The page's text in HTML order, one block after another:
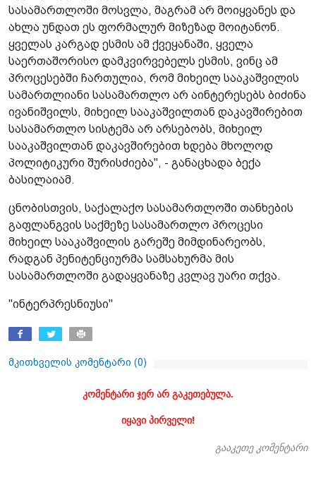
სასამართლოში მოსვლა, მაგრამ არ მოიყვანეს და
ახლა უნდათ ეს ფორმალურ მიზეზად მოიტანონ.
ყველას კარგად ესმის ამ ქვეყანაში, ყველა
საერთაშორისო დამკვირვებელს ესმის, ვინც ამ
პროცესებში ჩართულია, რომ მიხეილ სააკაშვილის
სამართლიანი სასამართლო არ აინტერესებს ბიძინა
ივანიშვილს, მიხეილ სააკაშვილთან დაკავშირებით
სასამართლო სისტემა არ არსებობს, მიხეილ
სააკაშვილთან დაკავშირებით ხდება მხოლოდ
პოლიტიკური შურისძიება", - განაცხადა ბექა
ბასილაიამ.
ცნობისთვის, საქალაქო სასამართლოში თანხების
გაფლანგვის საქმეზე სასამართლო პროცესი
მიხეილ სააკაშვილის გარეშე მიმდინარეობს,
რადგან პენიტენციურმა სამსახურმა მის
სასამართლოში გადაყვანაზე კვლავ უარი თქვა.
"ინტერპრესნიუსი"
მკითხველის კომენტარი (0)
კომენტარი ჯერ არ გაკეთებულა.
იყავი პირველი!
გააკეთე კომენტარი